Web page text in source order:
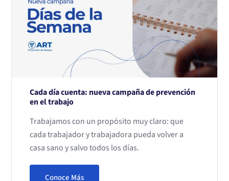
Cada día cuenta: nueva campaña de prevención
en el trabajo
Trabajamos con un propósito muy claro: que
cada trabajador y trabajadora pueda volver a
casa sano y salvo todos los días.
Conoce Más